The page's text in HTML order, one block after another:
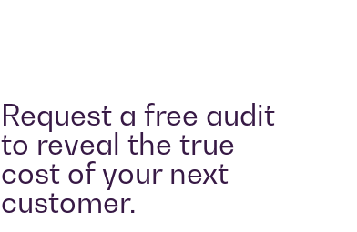
Request a free audit
to reveal the true
cost of your next
customer.